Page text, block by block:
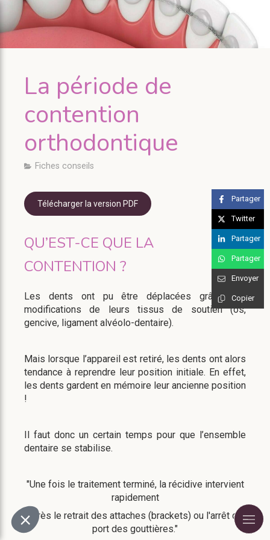
La période de
contention
orthodontique
Fiches conseils
Télécharger la version PDF
QU’EST-CE QUE LA
CONTENTION ?
Les dents ont pu être déplacées grâce aux
modifications de leurs tissus de soutien (os,
gencive, ligament alvéolo-dentaire).
Mais lorsque l’appareil est retiré, les dents ont alors
tendance à reprendre leur position initiale. En effet,
les dents gardent en mémoire leur ancienne position
!
Il faut donc un certain temps pour que l’ensemble
dentaire se stabilise.
"Une fois le traitement terminé, la récidive intervient
rapidement
après le retrait des attaches (brackets) ou l'arrêt de
port des gouttières."
Partager
Twitter
Partager
Partager
Envoyer
Copier